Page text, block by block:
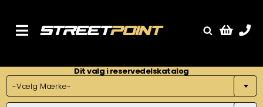
content
Toggle
Service
Streetcars
Dit valg i reservedelskatalog
-Vælg Mærke-